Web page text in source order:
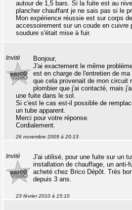
autour de 1,5 bars. Si la fuite est au
plancher chauffant je ne sais pas si le
Mon expérience réussie est sur corps
accessoirement sur un coude en cuivre
soudure s'était mise à fuir.
Invité
Bonjour,
J'ai exactement le même
est en charge de l'entretien de
que cela provenait de mon circuit
plombier que j'ai contacté, mais
une fuite dans le sol.
Si c'est le cas est-il possible de
un tube apparent.
Merci pour votre réponse.
Cordialement.
26 novembre 2009 à 20:13
Invité
J'ai utilisé, pour une fuite sur un
installation de chauffage, un anti-
acheté chez Brico Dépôt. Très
depuis 3 ans.
23 février 2010 à 15:10